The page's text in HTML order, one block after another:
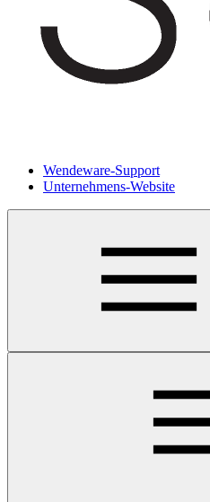
Wendeware-Support
Unternehmens-Website